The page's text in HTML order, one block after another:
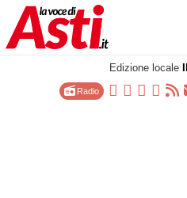
Edizione locale
Radio